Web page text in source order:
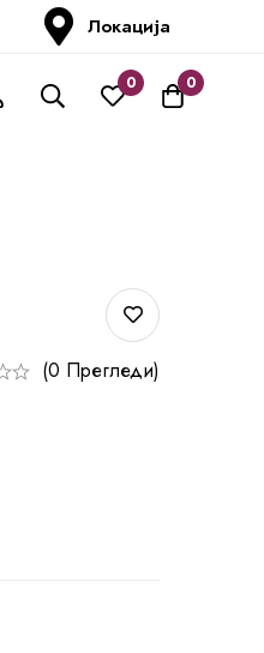
Локација
0 0
(0 Прегледи)